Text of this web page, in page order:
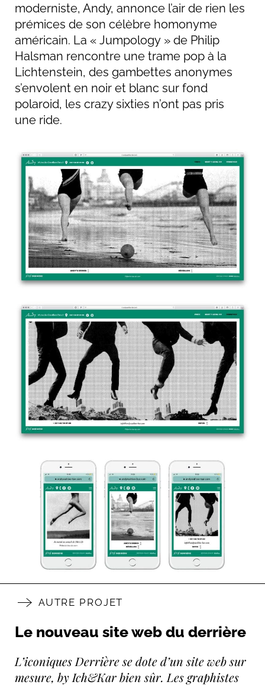
moderniste, Andy, annonce l’air de rien les
prémices de son célèbre homonyme
américain. La « Jumpology » de Philip
Halsman rencontre une trame pop à la
Lichtenstein, des gambettes anonymes
s’envolent en noir et blanc sur fond
polaroid, les crazy sixties n’ont pas pris
une ride.
AUTRE PROJET
Le nouveau site web du derrière
L’iconiques Derrière se dote d’un site web sur
mesure, by Ich&Kar bien sûr. Les graphistes